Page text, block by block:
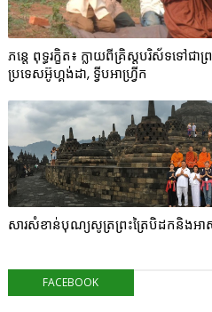
ភន្តេ ពុទ្ធរក្ខិត៖ ក្លាយពីគ្រិស្តបរិស័ទទៅជ
ប្រទេសអ៊ូហ្គង់ដា, ទ្វីបអាហ្វ្រីក
សារសំខាន់បុណ្យសូត្រព្រះត្រៃបិដកនិងអ
FACEBOOK